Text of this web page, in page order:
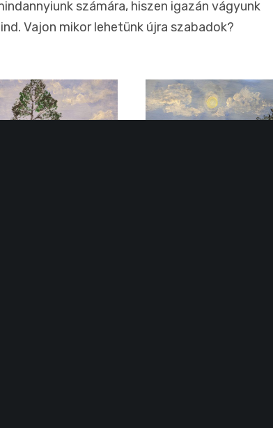
számára, hiszen igazán vágyunk
Vajon mikor lehetünk újra szabadok?